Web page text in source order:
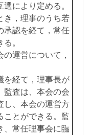
により定める。
き，理事のうち若
承認を経て，常任
。
運営について，
経て，理事長が
監査は、本会の会
し、本会の運営方
ことができる。監
、常任理事会に臨